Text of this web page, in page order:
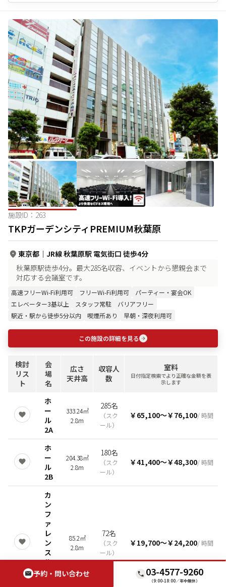
施設ID： 263
TKPガーデンシティPREMIUM秋葉原
東京都 ｜ JR線 秋葉原駅 電気街口 徒歩4分
秋葉原駅徒歩4分。最大285名収容、イベントから懇親会まで
対応する会議室です。
高速フリーWi-Fi利用可 フリーWi-Fi利用可
パーティー・宴会OK
エレベーター3基以上
スタッフ常駐
バリアフリー
駅近・駅から徒歩5分以内
喫煙所あり 早朝・深夜利用可
この施設の詳細を見る
検討
リス
ト
会
場
名
広さ
天井高
収容人
数
室料
日付指定検索でより正確な金額を表
示します
ホ
ー
ル
2A
333.24㎡
2.8m
285名
（スク
ール）
￥65,100〜￥76,100/ 時間
ホ
ー
ル
2B
204.38㎡
2.8m
180名
（スク
ール）
￥41,400〜￥48,300/ 時間
カ
ン
フ
ァ
レ
ン
ス
ル
ー
85.2㎡
2.8m
72名
（スク
ール）
￥19,700〜￥24,200/ 時間
予約・問い合わせ 03-4577-9260
（9:00-18:00／年中無休）